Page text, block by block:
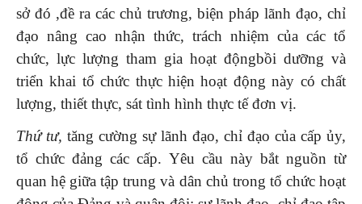
sở đó ,đề ra các chủ trương, biện pháp lãnh đạo, chỉ
đạo nâng cao nhận thức, trách nhiệm của các tổ
chức, lực lượng tham gia hoạt độngbồi dưỡng và
triển khai tổ chức thực hiện hoạt động này có chất
lượng, thiết thực, sát tình hình thực tế đơn vị.
Thứ tư, tăng cường sự lãnh đạo, chỉ đạo của cấp ủy,
tổ chức đảng các cấp. Yêu cầu này bắt nguồn từ
quan hệ giữa tập trung và dân chủ trong tổ chức hoạt